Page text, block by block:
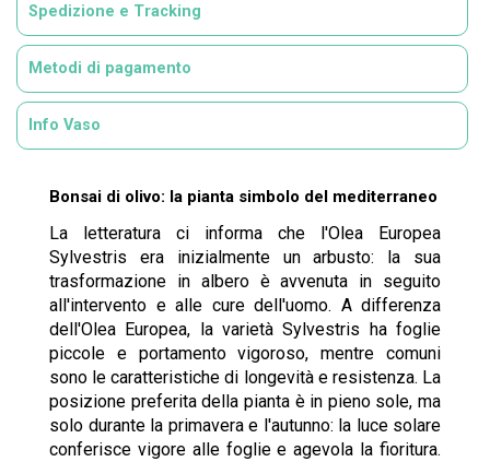
Spedizione e Tracking
Metodi di pagamento
Info Vaso
Bonsai di olivo: la pianta simbolo del mediterraneo
La letteratura ci informa che l'Olea Europea
Sylvestris era inizialmente un arbusto: la sua
trasformazione in albero è avvenuta in seguito
all'intervento e alle cure dell'uomo. A differenza
dell'Olea Europea, la varietà Sylvestris ha foglie
piccole e portamento vigoroso, mentre comuni
sono le caratteristiche di longevità e resistenza. La
posizione preferita della pianta è in pieno sole, ma
solo durante la primavera e l'autunno: la luce solare
conferisce vigore alle foglie e agevola la fioritura.